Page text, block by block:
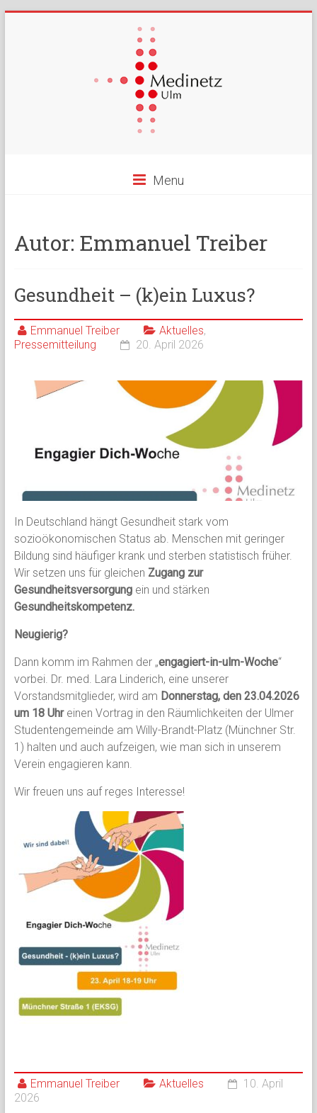
Menu
Autor: Emmanuel Treiber
Gesundheit – (k)ein Luxus?
Emmanuel Treiber Aktuelles,
Pressemitteilung
20. April 2026
In Deutschland hängt Gesundheit stark vom
sozioökonomischen Status ab. Menschen mit geringer
Bildung sind häufiger krank und sterben statistisch früher.
Wir setzen uns für gleichen Zugang zur
Gesundheitsversorgungein und stärken
Gesundheitskompetenz.
Neugierig?
Dann komm im Rahmen der „engagiert-in-ulm-Woche“
vorbei. Dr. med. Lara Linderich, eine unserer
Vorstandsmitglieder, wird am Donnerstag, den 23.04.2026
um 18 Uhreinen Vortrag in den Räumlichkeiten der Ulmer
Studentengemeinde am Willy-Brandt-Platz (Münchner Str.
1 ) halten und auch aufzeigen, wie man sich in unserem
Verein engagieren kann.
Wir freuen uns auf reges Interesse!
Emmanuel Treiber Aktuelles
10. April
2026